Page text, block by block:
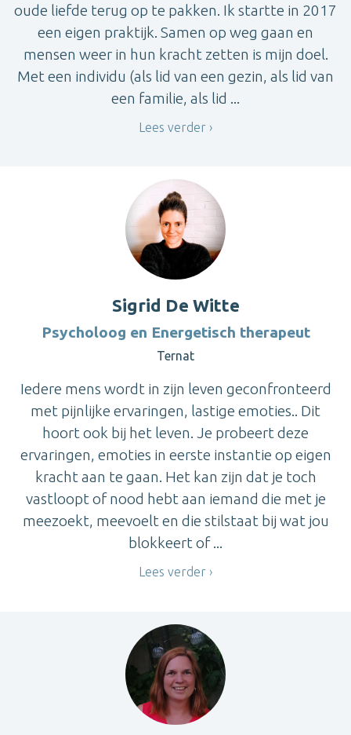
oude liefde terug op te pakken. Ik startte in 2017
een eigen praktijk. Samen op weg gaan en
mensen weer in hun kracht zetten is mijn doel.
Met een individu (als lid van een gezin, als lid van
een familie, als lid ...
Lees verder
Sigrid De Witte
Psycholoog en Energetisch therapeut
Ternat
Iedere mens wordt in zijn leven geconfronteerd
met pijnlijke ervaringen, lastige emoties.. Dit
hoort ook bij het leven. Je probeert deze
ervaringen, emoties in eerste instantie op eigen
kracht aan te gaan. Het kan zijn dat je toch
vastloopt of nood hebt aan iemand die met je
meezoekt, meevoelt en die stilstaat bij wat jou
blokkeert of ...
Lees verder